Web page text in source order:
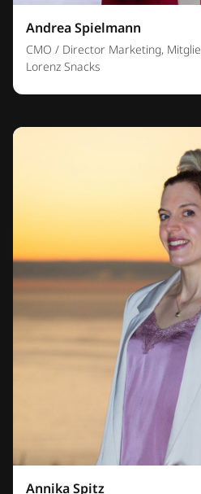
Andrea Spielmann
CMO / Director Marketing,
Lorenz Snacks
Annika Spitz